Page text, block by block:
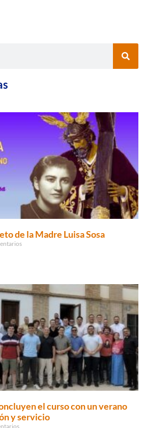
de la Madre Luisa Sosa
el curso con un verano
y servicio